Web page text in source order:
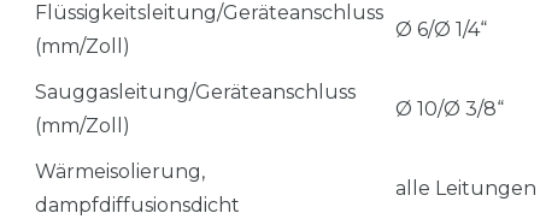
Flüssigkeitsleitung/Geräteanschluss
(mm/Zoll)
Ø 6/Ø 1/4“
Sauggasleitung/Geräteanschluss
(mm/Zoll)
Ø 10/Ø 3/8“
Wärmeisolierung,
dampfdiffusionsdicht
alle Leitungen